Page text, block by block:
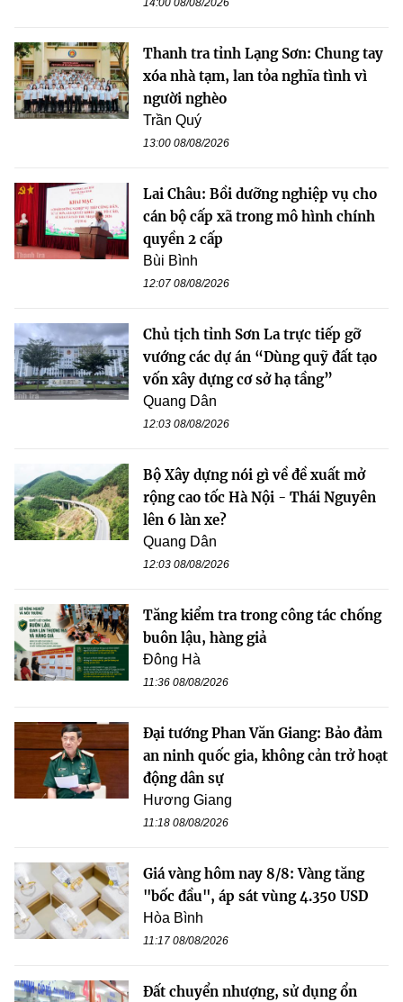
14:00 08/08/2026
Thanh tra tỉnh Lạng Sơn: Chung tay
xóa nhà tạm, lan tỏa nghĩa tình vì
người nghèo
Trần Quý
13:00 08/08/2026
Lai Châu: Bồi dưỡng nghiệp vụ cho
cán bộ cấp xã trong mô hình chính
quyền 2 cấp
Bùi Bình
12:07 08/08/2026
Chủ tịch tỉnh Sơn La trực tiếp gỡ
vướng các dự án “Dùng quỹ đất tạo
vốn xây dựng cơ sở hạ tầng”
Quang Dân
12:03 08/08/2026
Bộ Xây dựng nói gì về đề xuất mở
rộng cao tốc Hà Nội - Thái Nguyên
lên 6 làn xe?
Quang Dân
12:03 08/08/2026
Tăng kiểm tra trong công tác chống
buôn lậu, hàng giả
Đông Hà
11:36 08/08/2026
Đại tướng Phan Văn Giang: Bảo đảm
an ninh quốc gia, không cản trở hoạt
động dân sự
Hương Giang
11:18 08/08/2026
Giá vàng hôm nay 8/8: Vàng tăng
"bốc đầu", áp sát vùng 4.350 USD
Hòa Bình
11:17 08/08/2026
Đất chuyển nhượng, sử dụng ổn